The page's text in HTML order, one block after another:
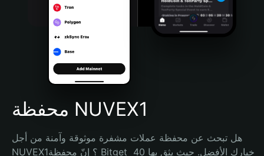
Português (Brasil)
Español (Argentina)
محفظة NUVEX1
هل تبحث عن محفظة عملات مشفرة موثوقة وآمنة من أجل
NUVEX1؟ إنّ محفظة Bitget خيارك الأفضل. حيث يثق بها 40